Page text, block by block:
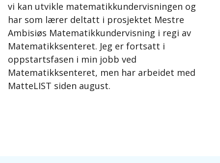
vi kan utvikle matematikkundervisningen og
har som lærer deltatt i prosjektet Mestre
Ambisiøs Matematikkundervisning i regi av
Matematikksenteret. Jeg er fortsatt i
oppstartsfasen i min jobb ved
Matematikksenteret, men har arbeidet med
MatteLIST siden august.